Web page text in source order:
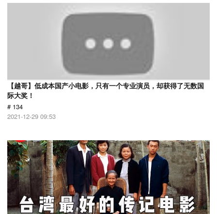
【越哥】低成本国产小电影，只有一个专业演员，却获得了无数国
际大奖！
# 134
2021-12-29 09:53